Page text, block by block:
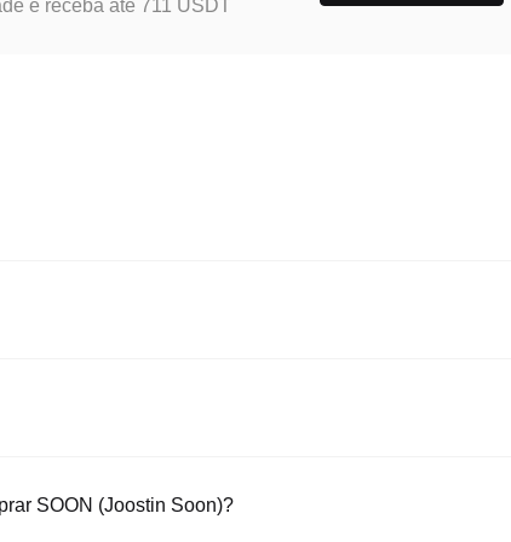
e receba até 711 USDT
de ferramentas de trading para simplificar as negociações. Por
e oferece taxas de trading competitivas.
alta qualidade.
SOON (Joostin Soon)?